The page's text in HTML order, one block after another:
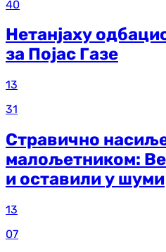
40
Нетанјаху
за Појас Газе
13
31
Стравично
малољетником:
и оставили у шуми
13
07